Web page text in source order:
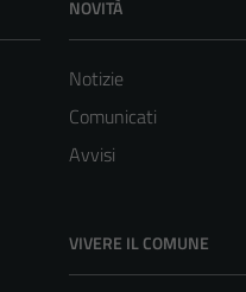
NOVITÀ
Notizie
Comunicati
Avvisi
VIVERE IL COMUNE